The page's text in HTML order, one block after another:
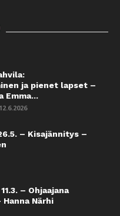
ja pienet lapset –
Emma...
12.6.2026
– Kisajännitys –
– Ohjaajana
Närhi